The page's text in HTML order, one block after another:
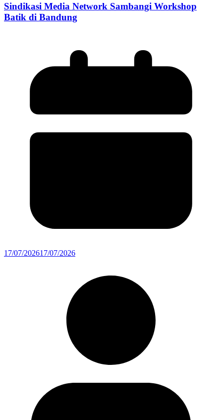
Sindikasi Media Network Sambangi Workshop
Batik di Bandung
17/07/202617/07/2026